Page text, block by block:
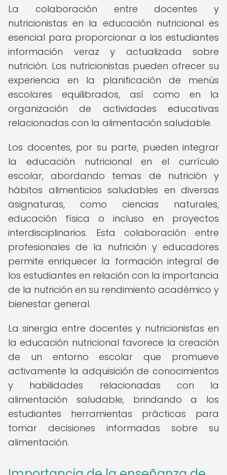
La colaboración entre docentes y
nutricionistas en la educación nutricional es
esencial para proporcionar a los estudiantes
información veraz y actualizada sobre
nutrición. Los nutricionistas pueden ofrecer su
experiencia en la planificación de menús
escolares equilibrados, así como en la
organización de actividades educativas
relacionadas con la alimentación saludable.
Los docentes, por su parte, pueden integrar
la educación nutricional en el currículo
escolar, abordando temas de nutrición y
hábitos alimenticios saludables en diversas
asignaturas, como ciencias naturales,
educación física o incluso en proyectos
interdisciplinarios. Esta colaboración entre
profesionales de la nutrición y educadores
permite enriquecer la formación integral de
los estudiantes en relación con la importancia
de la nutrición en su rendimiento académico y
bienestar general.
La sinergia entre docentes y nutricionistas en
la educación nutricional favorece la creación
de un entorno escolar que promueve
activamente la adquisición de conocimientos
y habilidades relacionadas con la
alimentación saludable, brindando a los
estudiantes herramientas prácticas para
tomar decisiones informadas sobre su
alimentación.